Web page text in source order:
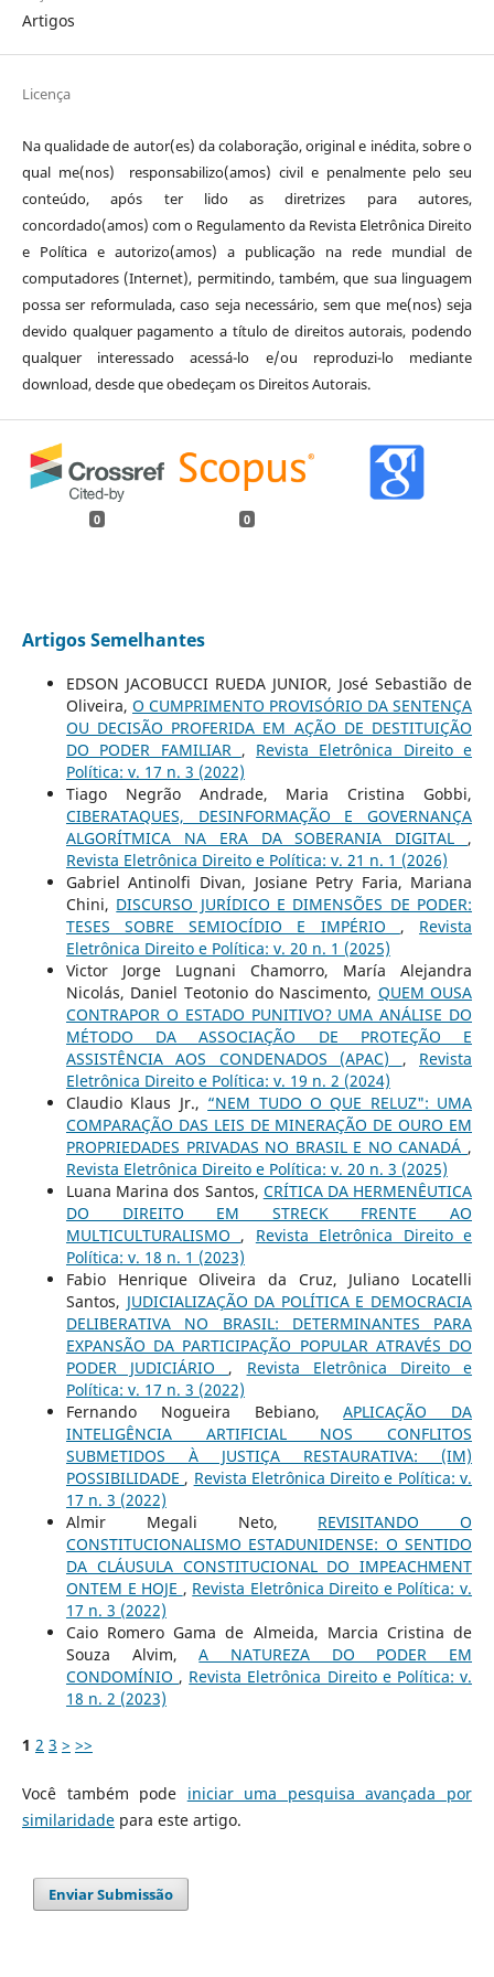
Artigos
Licença
Na qualidade de autor(es) da colaboração, original e inédita, sobre o
qual me(nos) responsabilizo(amos) civil e penalmente pelo seu
conteúdo, após ter lido as diretrizes para autores,
concordado(amos) com o Regulamento da Revista Eletrônica Direito
e Política e autorizo(amos) a publicação na rede mundial de
computadores (Internet), permitindo, também, que sua linguagem
possa ser reformulada, caso seja necessário, sem que me(nos) seja
devido qualquer pagamento a título de direitos autorais, podendo
qualquer interessado acessá-lo e/ou reproduzi-lo mediante
download, desde que obedeçam os Direitos Autorais.
0 0
Artigos Semelhantes
EDSON JACOBUCCI RUEDA JUNIOR, José Sebastião de
Oliveira, O CUMPRIMENTO PROVISÓRIO DA SENTENÇA
OU DECISÃO PROFERIDA EM AÇÃO DE DESTITUIÇÃO
DO PODER FAMILIAR , Revista Eletrônica Direito e
Política: v. 17 n. 3 (2022)
Tiago Negrão Andrade, Maria Cristina Gobbi,
CIBERATAQUES, DESINFORMAÇÃO E GOVERNANÇA
ALGORÍTMICA NA ERA DA SOBERANIA DIGITAL ,
Revista Eletrônica Direito e Política: v. 21 n. 1 (2026)
Gabriel Antinolfi Divan, Josiane Petry Faria, Mariana
Chini, DISCURSO JURÍDICO E DIMENSÕES DE PODER:
TESES SOBRE SEMIOCÍDIO E IMPÉRIO , Revista
Eletrônica Direito e Política: v. 20 n. 1 (2025)
Victor Jorge Lugnani Chamorro, María Alejandra
Nicolás, Daniel Teotonio do Nascimento, QUEM OUSA
CONTRAPOR O ESTADO PUNITIVO? UMA ANÁLISE DO
MÉTODO DA ASSOCIAÇÃO DE PROTEÇÃO E
ASSISTÊNCIA AOS CONDENADOS (APAC) , Revista
Eletrônica Direito e Política: v. 19 n. 2 (2024)
Claudio Klaus Jr., “NEM TUDO O QUE RELUZ": UMA
COMPARAÇÃO DAS LEIS DE MINERAÇÃO DE OURO EM
PROPRIEDADES PRIVADAS NO BRASIL E NO CANADÁ ,
Revista Eletrônica Direito e Política: v. 20 n. 3 (2025)
Luana Marina dos Santos, CRÍTICA DA HERMENÊUTICA
DO DIREITO EM STRECK FRENTE AO
MULTICULTURALISMO , Revista Eletrônica Direito e
Política: v. 18 n. 1 (2023)
Fabio Henrique Oliveira da Cruz, Juliano Locatelli
Santos, JUDICIALIZAÇÃO DA POLÍTICA E DEMOCRACIA
DELIBERATIVA NO BRASIL: DETERMINANTES PARA
EXPANSÃO DA PARTICIPAÇÃO POPULAR ATRAVÉS DO
PODER JUDICIÁRIO , Revista Eletrônica Direito e
Política: v. 17 n. 3 (2022)
Fernando Nogueira Bebiano,APLICAÇÃO DA
INTELIGÊNCIA ARTIFICIAL NOS CONFLITOS
SUBMETIDOS À JUSTIÇA RESTAURATIVA: (IM)
POSSIBILIDADE , Revista Eletrônica Direito e Política: v.
17 n. 3 (2022)
Almir Megali Neto, REVISITANDO O
CONSTITUCIONALISMO ESTADUNIDENSE: O SENTIDO
DA CLÁUSULA CONSTITUCIONAL DO IMPEACHMENT
ONTEM E HOJE , Revista Eletrônica Direito e Política: v.
17 n. 3 (2022)
Caio Romero Gama de Almeida, Marcia Cristina de
Souza Alvim,A NATUREZA DO PODER EM
CONDOMÍNIO , Revista Eletrônica Direito e Política: v.
18 n. 2 (2023)
1 2 3 > >>
Você também pode iniciar uma pesquisa avançada por
similaridadepara este artigo.
Enviar Submissão